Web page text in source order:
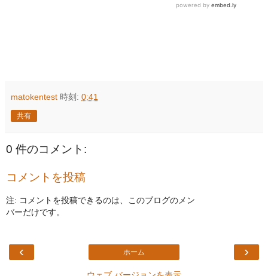
matokentest 時刻: 0:41
共有
0 件のコメント:
コメントを投稿
注: コメントを投稿できるのは、このブログのメン
バーだけです。
‹ ›
ホーム